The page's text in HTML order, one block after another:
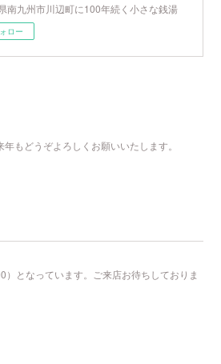
南九州市川辺町に100年続く小さな銭湯
ロー
もどうぞよろしくお願いいたします。
となっています。ご来店お待ちしておりま